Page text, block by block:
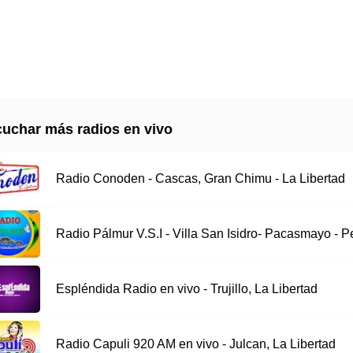
más radios en vivo
Radio Conoden - Cascas, Gran Chimu - La Libertad
Radio Pálmur V.S.I - Villa San Isidro- Pacasmayo -
Espléndida Radio en vivo - Trujillo, La Libertad
Radio Capuli 920 AM en vivo - Julcan, La Libertad